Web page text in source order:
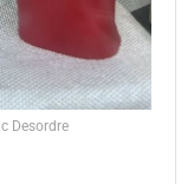
Desordre